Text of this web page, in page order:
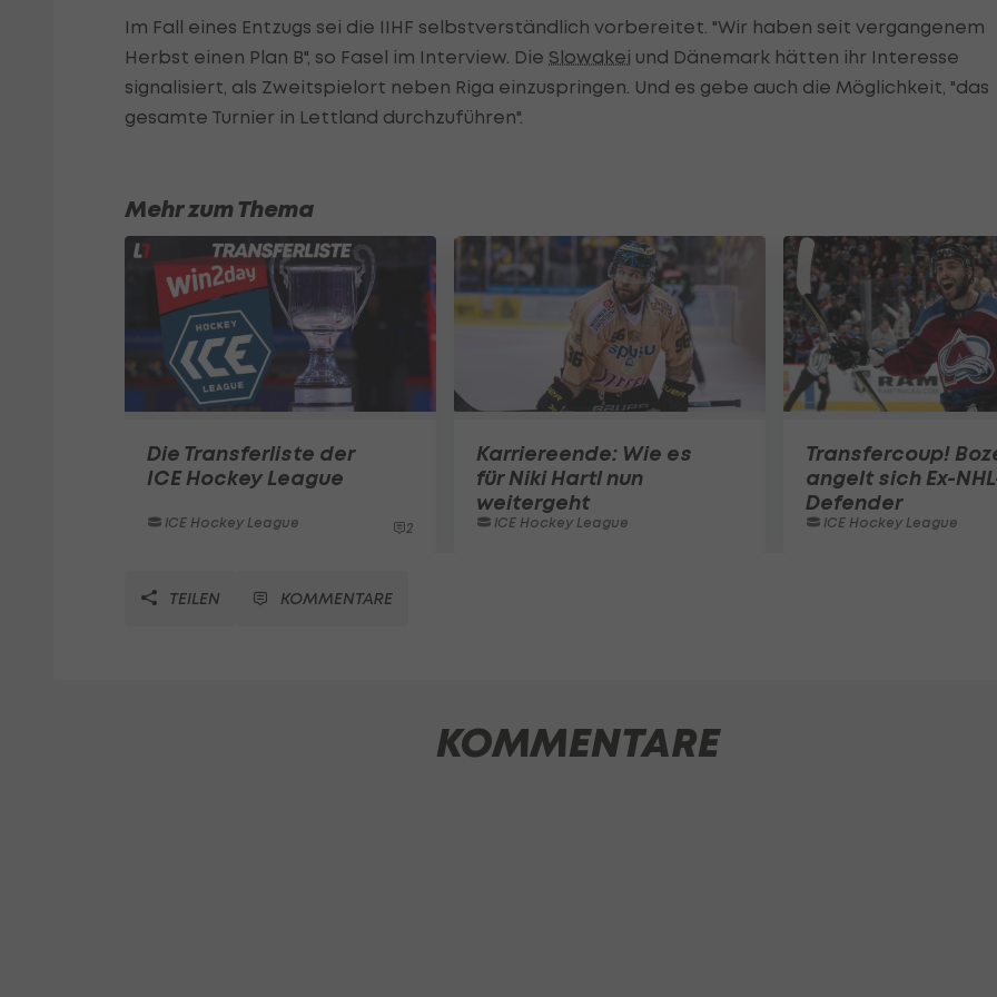
Im Fall eines Entzugs sei die IIHF selbstverständlich vorbereitet. "Wir haben seit vergangenem
Herbst einen Plan B", so Fasel im Interview. Die Slowakei und Dänemark hätten ihr Interesse
signalisiert, als Zweitspielort neben Riga einzuspringen. Und es gebe auch die Möglichkeit, "das
gesamte Turnier in Lettland durchzuführen".
Mehr zum Thema
Die Transferliste der
ICE Hockey League
ICE Hockey League 2
Karriereende: Wie es
für Niki Hartl nun
weitergeht
ICE Hockey League
Transfercoup!
angelt sich Ex-
Defender
ICE Hockey League
TEILEN KOMMENTARE
KOMMENTARE